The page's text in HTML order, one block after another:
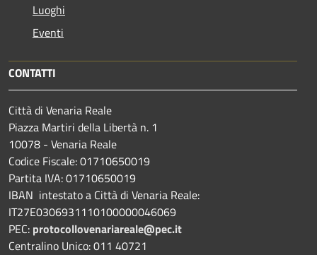
Luoghi
Eventi
CONTATTI
Città di Venaria Reale
Piazza Martiri della Libertà n. 1
10078 - Venaria Reale
Codice Fiscale: 01710650019
Partita IVA: 01710650019
IBAN intestato a Città di Venaria Reale:
IT27E0306931110100000046069
PEC: protocollovenariareale@pec.it
Centralino Unico: 011 40721